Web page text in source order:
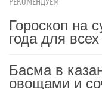
РЕКОМЕНДУЕМ
Гороскоп на
года для
Басма в
овощами и